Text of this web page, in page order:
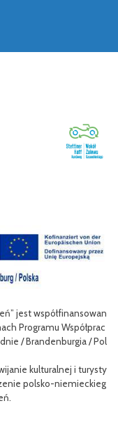
Współprac
/ Pol
i turysty
niemieckieg
Celem
nie
niej dla
m